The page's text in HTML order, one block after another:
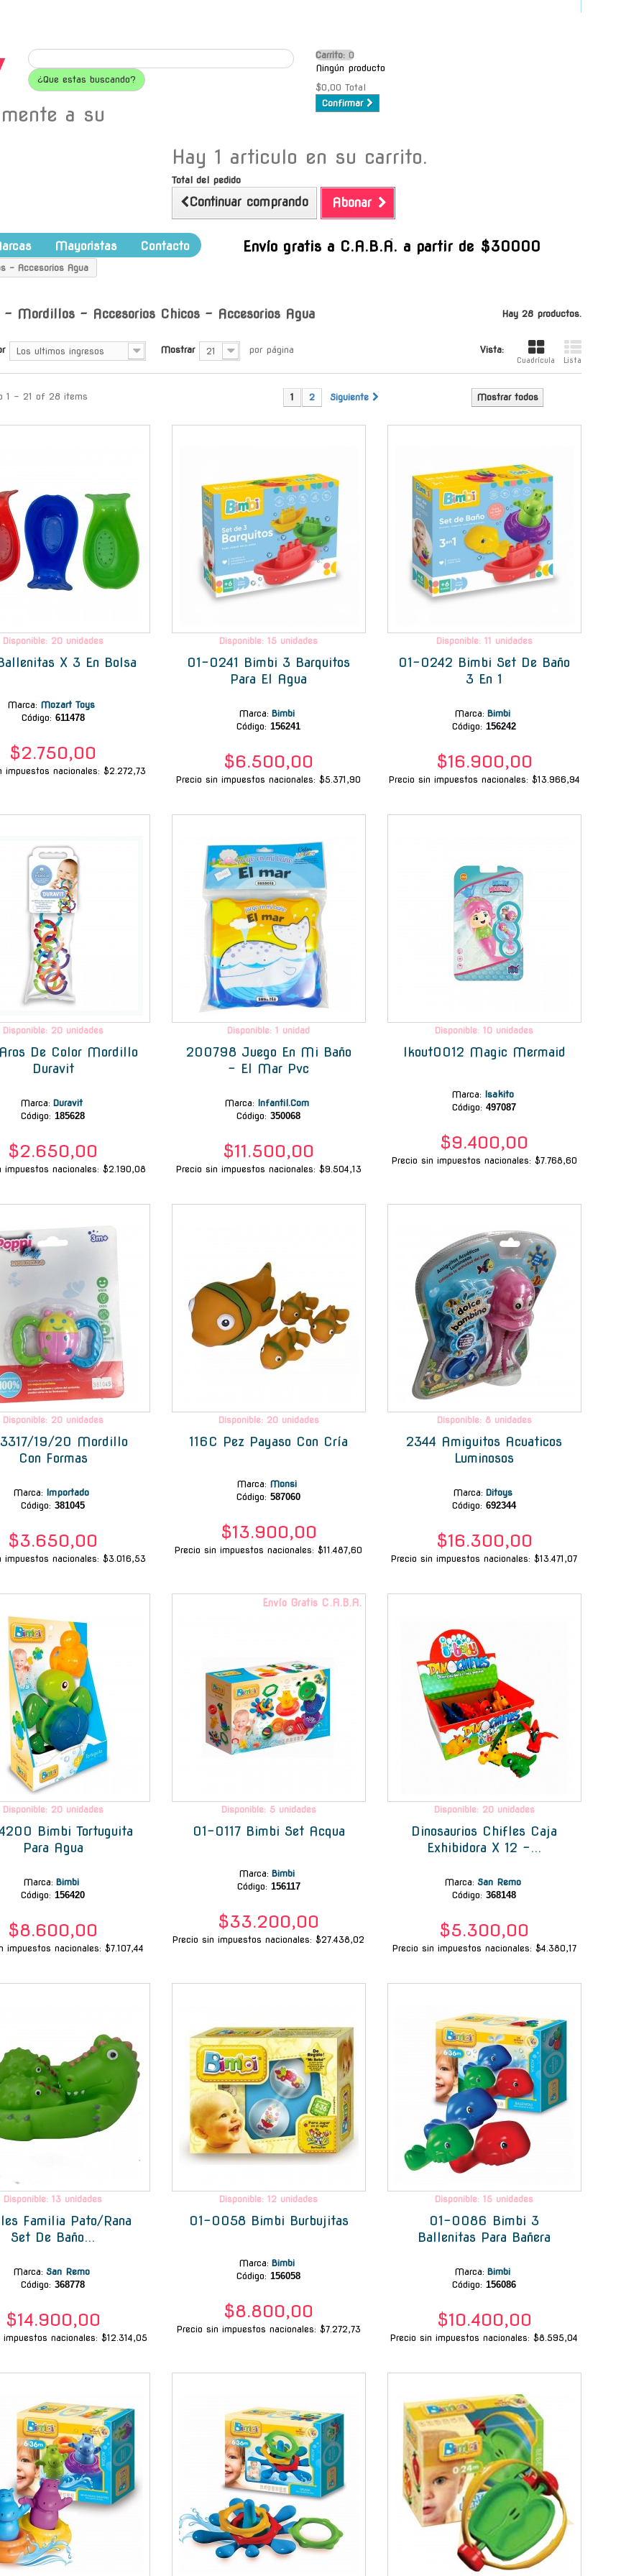
¿Que estas buscando?
Carrito: O
Ningún producto
$0,00 Total
Confirmar
a su
Hay 1 articulo en su carrito.
Total del pedido
Continuar comprando Abonar
Mayoristas Contacto
-
Envío gratis a C.A.B.A. a partir de $30000
- Accesorios Agua
Mordillos - Accesorios Chicos - Accesorios Agua Hay 28 productos.
Vista:
Cuadrícula Lista
Los ultimos ingresos Mostrar 21 por página
Mostrar todos
1 2 Siguiente
1 - 21 of 28 items
Disponible: 20 unidades
X 3 En Bolsa
Marca: Mozart Toys
Código: 611478
$2.750,00
impuestos nacionales: $2.272,73
Disponible: 15 unidades
01-0241 Bimbi 3 Barquitos
Para El Agua
Marca: Bimbi
Código: 156241
$6.500,00
Precio sin impuestos nacionales: $5.371,90
Disponible: 11 unidades
01-0242 Bimbi Set De Baño
3 En 1
Marca: Bimbi
Código: 156242
$16.900,00
Precio sin impuestos nacionales: $13.966,94
Disponible: 20 unidades
De Color Mordillo
Duravit
Marca: Duravit
Código: 185628
$2.650,00
impuestos nacionales: $2.190,08
Disponible: 1 unidad
200798 Juego En Mi Baño
- El Mar Pvc
Marca: Infantil.Com
Código: 350068
$11.500,00
Precio sin impuestos nacionales: $9.504,13
Disponible: 10 unidades
Ikout0012 Magic Mermaid
Marca: Isakito
Código: 497087
$9.400,00
Precio sin impuestos nacionales: $7.768,60
Disponible: 20 unidades
19/20 Mordillo
Con Formas
Marca: Importado
Código: 381045
$3.650,00
impuestos nacionales: $3.016,53
Disponible: 20 unidades
116C Pez Payaso Con Cría
Marca: Monsi
Código: 587060
$13.900,00
Precio sin impuestos nacionales: $11.487,60
Disponible: 8 unidades
2344 Amiguitos Acuaticos
Luminosos
Marca: Ditoys
Código: 692344
$16.300,00
Precio sin impuestos nacionales: $13.471,07
Disponible: 20 unidades
Bimbi Tortuguita
Para Agua
Marca: Bimbi
Código: 156420
$8.600,00
impuestos nacionales: $7.107,44
Envío Gratis C.A.B.A.
Disponible: 5 unidades
01-0117 Bimbi Set Acqua
Marca: Bimbi
Código: 156117
$33.200,00
Precio sin impuestos nacionales: $27.438,02
Disponible: 20 unidades
Dinosaurios Chifles Caja
Exhibidora X 12 -...
Marca: San Remo
Código: 368148
$5.300,00
Precio sin impuestos nacionales: $4.380,17
Disponible: 13 unidades
Familia Pato/Rana
Set De Baño...
Marca: San Remo
Código: 368778
$14.900,00
impuestos nacionales: $12.314,05
Disponible: 12 unidades
01-0058 Bimbi Burbujitas
Marca: Bimbi
Código: 156058
$8.800,00
Precio sin impuestos nacionales: $7.272,73
Disponible: 15 unidades
01-0086 Bimbi 3
Ballenitas Para Bañera
Marca: Bimbi
Código: 156086
$10.400,00
Precio sin impuestos nacionales: $8.595,04